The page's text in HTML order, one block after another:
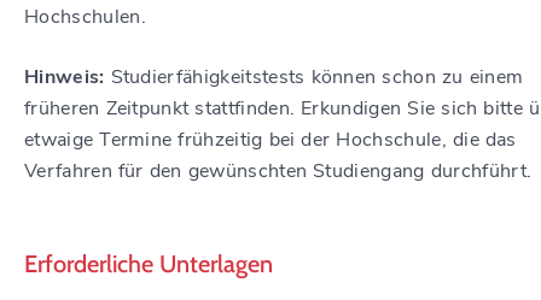
Hochschulen.
Hinweis: Studierfähigkeitstests können schon zu einem
früheren Zeitpunkt stattfinden. Erkundigen Sie sich bitte
etwaige Termine frühzeitig bei der Hochschule, die das
Verfahren für den gewünschten Studiengang durchführt.
Erforderliche Unterlagen